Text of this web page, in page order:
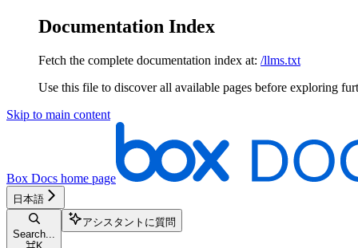
Documentation Index
Fetch the complete documentation index at: /llms.txt
Use this file to discover all available pages before exploring
Skip to main content
Box Docs home page
日本語
Search...
アシスタントに質問